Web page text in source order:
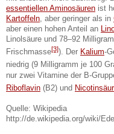
essentiellen Aminosäuren ist
Kartoffeln, aber geringer als in
aber einen hohen Anteil an
Linolsäure und 78–92
Frischmasse[3]). Der Kalium-
niedrig (9 Milligramm je 100
nur zwei Vitamine der B-
Riboflavin (B2) und
Quelle: Wikipedia
http://de.wikipedia.org/wiki/